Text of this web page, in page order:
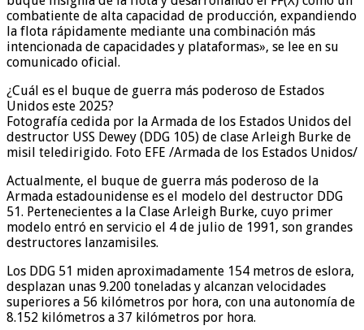
combatiente de alta capacidad de producción, expandiendo
la flota rápidamente mediante una combinación más
intencionada de capacidades y plataformas», se lee en su
comunicado oficial.
¿Cuál es el buque de guerra más poderoso de Estados
Unidos este 2025?
Fotografía cedida por la Armada de los Estados Unidos del
destructor USS Dewey (DDG 105) de clase Arleigh Burke de
misil teledirigido. Foto EFE /Armada de los Estados Unidos/
Actualmente, el buque de guerra más poderoso de la
Armada estadounidense es el modelo del destructor DDG
51. Pertenecientes a la Clase Arleigh Burke, cuyo primer
modelo entró en servicio el 4 de julio de 1991, son grandes
destructores lanzamisiles.
Los DDG 51 miden aproximadamente 154 metros de eslora,
desplazan unas 9.200 toneladas y alcanzan velocidades
superiores a 56 kilómetros por hora, con una autonomía de
8.152 kilómetros a 37 kilómetros por hora.